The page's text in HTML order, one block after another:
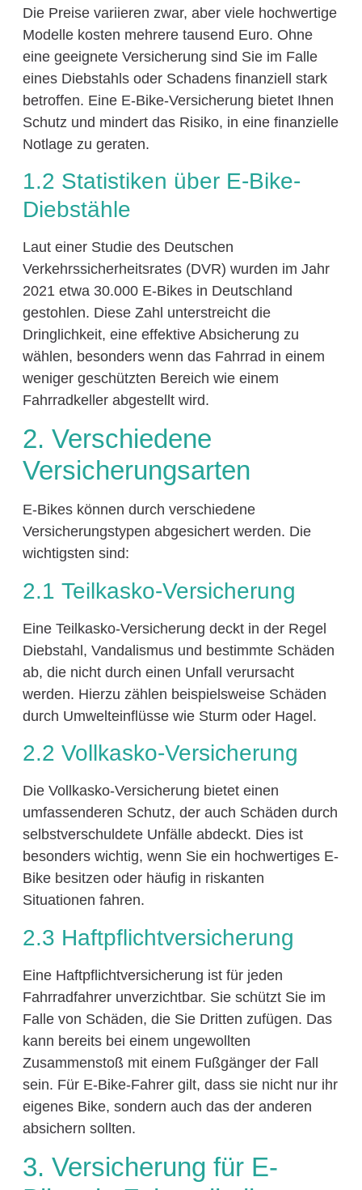
Die Preise variieren zwar, aber viele hochwertige
Modelle kosten mehrere tausend Euro. Ohne
eine geeignete Versicherung sind Sie im Falle
eines Diebstahls oder Schadens finanziell stark
betroffen. Eine E-Bike-Versicherung bietet Ihnen
Schutz und mindert das Risiko, in eine finanzielle
Notlage zu geraten.
1.2 Statistiken über E-Bike-
Diebstähle
Laut einer Studie des Deutschen
Verkehrssicherheitsrates (DVR) wurden im Jahr
2021 etwa 30.000 E-Bikes in Deutschland
gestohlen. Diese Zahl unterstreicht die
Dringlichkeit, eine effektive Absicherung zu
wählen, besonders wenn das Fahrrad in einem
weniger geschützten Bereich wie einem
Fahrradkeller abgestellt wird.
2. Verschiedene
Versicherungsarten
E-Bikes können durch verschiedene
Versicherungstypen abgesichert werden. Die
wichtigsten sind:
2.1 Teilkasko-Versicherung
Eine Teilkasko-Versicherung deckt in der Regel
Diebstahl, Vandalismus und bestimmte Schäden
ab, die nicht durch einen Unfall verursacht
werden. Hierzu zählen beispielsweise Schäden
durch Umwelteinflüsse wie Sturm oder Hagel.
2.2 Vollkasko-Versicherung
Die Vollkasko-Versicherung bietet einen
umfassenderen Schutz, der auch Schäden durch
selbstverschuldete Unfälle abdeckt. Dies ist
besonders wichtig, wenn Sie ein hochwertiges E-
Bike besitzen oder häufig in riskanten
Situationen fahren.
2.3 Haftpflichtversicherung
Eine Haftpflichtversicherung ist für jeden
Fahrradfahrer unverzichtbar. Sie schützt Sie im
Falle von Schäden, die Sie Dritten zufügen. Das
kann bereits bei einem ungewollten
Zusammenstoß mit einem Fußgänger der Fall
sein. Für E-Bike-Fahrer gilt, dass sie nicht nur ihr
eigenes Bike, sondern auch das der anderen
absichern sollten.
3. Versicherung für E-